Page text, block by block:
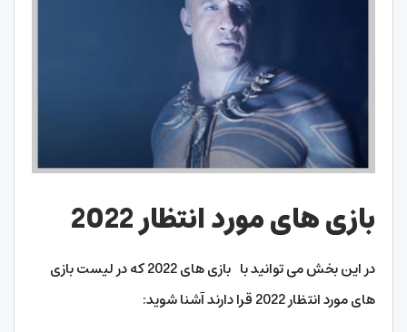
بازی های مورد انتظار 2022
در این بخش می توانید با بازی های 2022 که در لیست بازی
های مورد انتظار 2022 قرا دارند آشنا شوید: